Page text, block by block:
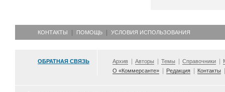
КОНТАКТЫ ПОМОЩЬ УСЛОВИЯ ИСПОЛЬЗОВАНИЯ
ОБРАТНАЯ СВЯЗЬ Архив Авторы Темы Справочники
О «Коммерсанте»
Редакция Контакты